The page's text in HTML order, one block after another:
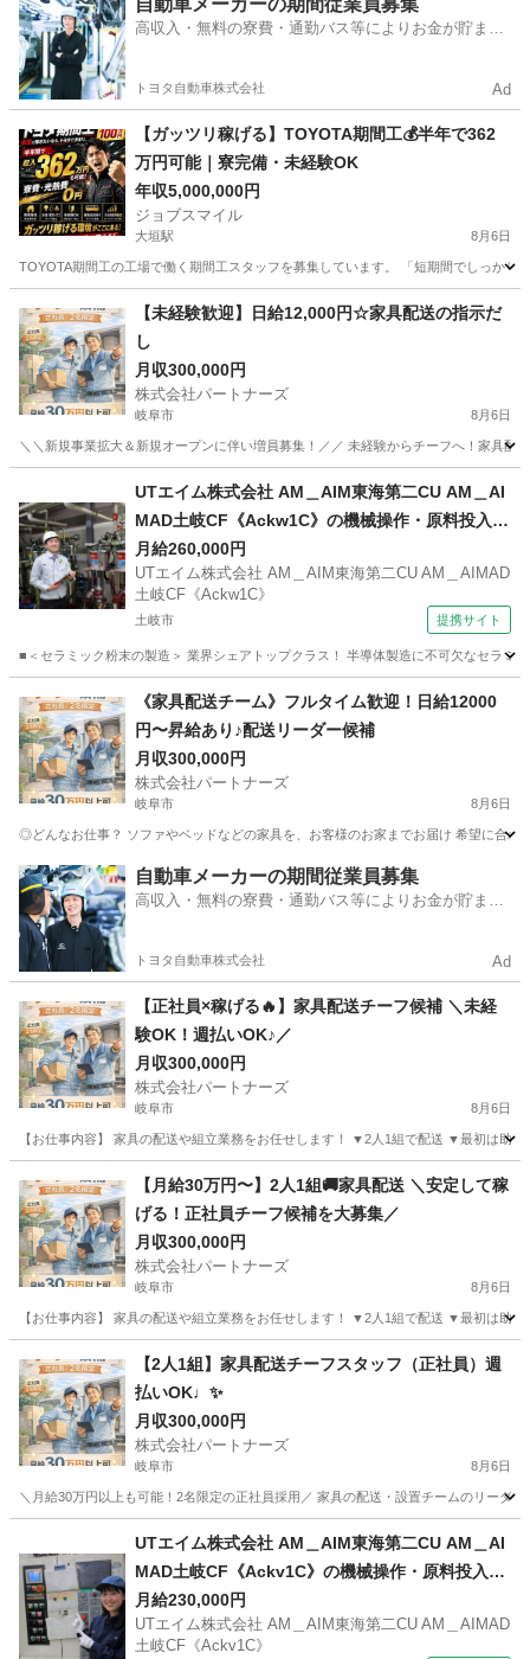
自動車メーカーの期間従業員募集
高収入・無料の寮費・通勤バス等によりお金が貯まり
トヨタ自動車株式会社 Ad
【ガッツリ稼げる】TOYOTA期間工💰半年で362
万円可能｜寮完備・未経験OK
年収5,000,000円
ジョブスマイル
大垣駅 8月6日
TOYOTA期間工の工場で働く期間工スタッフを募集しています。 「短期間でしっ
大垣駅 工場 未経験
【未経験歓迎】日給12,000円☆家具配送の指示だ
し
月収300,000円
株式会社パートナーズ
岐阜市 8月6日
＼＼新規事業拡大＆新規オープンに伴い増員募集！／／ 未経験からチーフへ！家具
未経験
UTエイム株式会社 AM＿AIM東海第二CU AM＿AI
MAD土岐CF《Ackw1C》の機械操作・原料投入・
検査・梱包 【週払い】
月給260,000円
UTエイム株式会社 AM＿AIM東海第二CU AM＿AIMAD
土岐CF《Ackw1C》
土岐市 提携サイト
■＜セラミック粉末の製造＞ 業界シェアトップクラス！ 半導体製造に不可欠なセラミ
工場
《家具配送チーム》フルタイム歓迎！日給12000
円〜昇給あり♪配送リーダー候補
月収300,000円
株式会社パートナーズ
岐阜市 8月6日
◎どんなお仕事？ ソファやベッドなどの家具を、お客様のお家までお届け 希望に合
岐阜 岐阜市 配送 未経験
自動車メーカーの期間従業員募集
高収入・無料の寮費・通勤バス等によりお金が貯まり
トヨタ自動車株式会社 Ad
【正社員×稼げる🔥】家具配送チーフ候補 ＼未経
験OK！週払いOK♪／
月収300,000円
株式会社パートナーズ
岐阜市 8月6日
【お仕事内容】 家具の配送や組立業務をお任せします！ ▼2人1組で配送 ▼最初は
配送
【月給30万円〜】2人1組🚚家具配送 ＼安定して稼
げる！正社員チーフ候補を大募集／
月収300,000円
株式会社パートナーズ
岐阜市 8月6日
【お仕事内容】 家具の配送や組立業務をお任せします！ ▼2人1組で配送 ▼最初は
配送 未経験
【2人1組】家具配送チーフスタッフ（正社員）週
払いOK♩✨
月収300,000円
株式会社パートナーズ
岐阜市 8月6日
＼月給30万円以上も可能！2名限定の正社員採用／ 家具の配送・設置チームのリーダ
業務
UTエイム株式会社 AM＿AIM東海第二CU AM＿AI
MAD土岐CF《Ackv1C》の機械操作・原料投入・
加工・梱包・検査 【日払い】
月給230,000円
UTエイム株式会社 AM＿AIM東海第二CU AM＿AIMAD
土岐CF《Ackv1C》